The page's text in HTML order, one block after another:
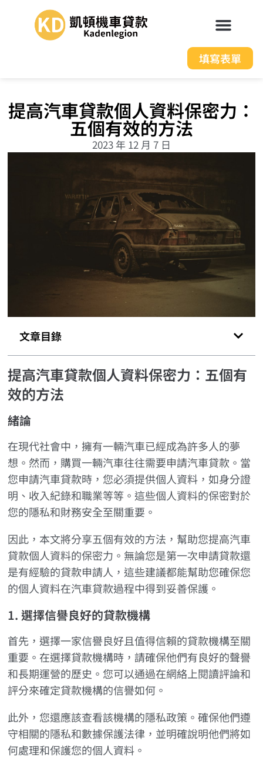
填寫表單
提高汽車貸款個人資料保密力：
五個有效的方法
2023 年 12 月 7 日
文章目錄
提高汽車貸款個人資料保密力：五個有
效的方法
緒論
在現代社會中，擁有一輛汽車已經成為許多人的夢
想。然而，購買一輛汽車往往需要申請汽車貸款。當
您申請汽車貸款時，您必須提供個人資料，如身分證
明、收入紀錄和職業等等。這些個人資料的保密對於
您的隱私和財務安全至關重要。
因此，本文將分享五個有效的方法，幫助您提高汽車
貸款個人資料的保密力。無論您是第一次申請貸款還
是有經驗的貸款申請人，這些建議都能幫助您確保您
的個人資料在汽車貸款過程中得到妥善保護。
1. 選擇信譽良好的貸款機構
首先，選擇一家信譽良好且值得信賴的貸款機構至關
重要。在選擇貸款機構時，請確保他們有良好的聲譽
和長期運營的歷史。您可以通過在網絡上閱讀評論和
評分來確定貸款機構的信譽如何。
此外，您還應該查看該機構的隱私政策。確保他們遵
守相關的隱私和數據保護法律，並明確說明他們將如
何處理和保護您的個人資料。